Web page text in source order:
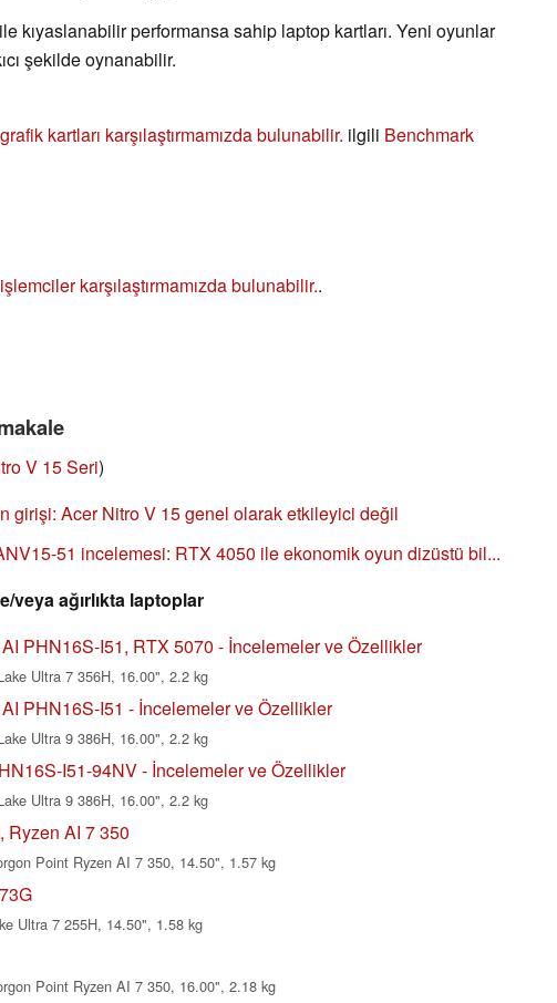
ile kıyaslanabilir performansa sahip laptop kartları. Yeni oyunlar
şekilde oynanabilir.
kartları karşılaştırmamızda bulunabilir. ilgili Benchmark
karşılaştırmamızda bulunabilir..
V 15 Seri)
girişi: Acer Nitro V 15 genel olarak etkileyici değil
51 incelemesi: RTX 4050 ile ekonomik oyun dizüstü bil...
veya ağırlıkta laptoplar
PHN16S-I51, RTX 5070 - İncelemeler ve Özellikler
Ultra 7 356H, 16.00", 2.2 kg
PHN16S-I51 - İncelemeler ve Özellikler
Ultra 9 386H, 16.00", 2.2 kg
I51-94NV - İncelemeler ve Özellikler
Ultra 9 386H, 16.00", 2.2 kg
Ryzen AI 7 350
Point Ryzen AI 7 350, 14.50", 1.57 kg
Ultra 7 255H, 14.50", 1.58 kg
Point Ryzen AI 7 350, 16.00", 2.18 kg